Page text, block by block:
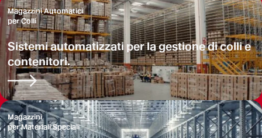
Magazzini Automatici
per Colli
Sistemi automatizzati per la gestione di colli e
contenitori.
Magazzini
per Materiali Speciali